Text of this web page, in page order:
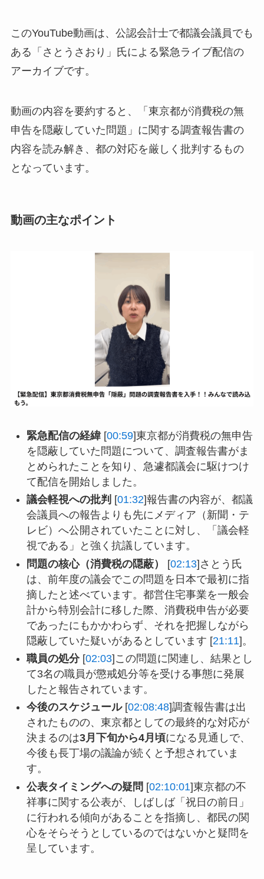
このYouTube動画は、公認会計士で都議会議員でも
ある「さとうさおり」氏による緊急ライブ配信の
アーカイブです。
動画の内容を要約すると、「東京都が消費税の無
申告を隠蔽していた問題」に関する調査報告書の
内容を読み解き、都の対応を厳しく批判するもの
となっています。
動画の主なポイント
緊急配信の経緯[00:59]東京都が消費税の無申告
を隠蔽していた問題について、調査報告書がま
とめられたことを知り、急遽都議会に駆けつけ
て配信を開始しました。
議会軽視への批判 [01:32]報告書の内容が、都議
会議員への報告よりも先にメディア（新聞・テ
レビ）へ公開されていたことに対し、「議会軽
視である」と強く抗議しています。
問題の核心（消費税の隠蔽）
[02:13]さとう氏
は、前年度の議会でこの問題を日本で最初に指
摘したと述べています。都営住宅事業を一般会
計から特別会計に移した際、消費税申告が必要
であったにもかかわらず、それを把握しながら
隠蔽していた疑いがあるとしています [21:11]。
職員の処分[02:03]この問題に関連し、結果とし
て3名の職員が懲戒処分等を受ける事態に発展
したと報告されています。
今後のスケジュール[02:08:48]調査報告書は出
されたものの、東京都としての最終的な対応が
決まるのは3月下旬から4月頃になる見通しで、
今後も長丁場の議論が続くと予想されていま
す。
公表タイミングへの疑問 [02:10:01]東京都の不
祥事に関する公表が、しばしば「祝日の前日」
に行われる傾向があることを指摘し、都民の関
心をそらそうとしているのではないかと疑問を
呈しています。